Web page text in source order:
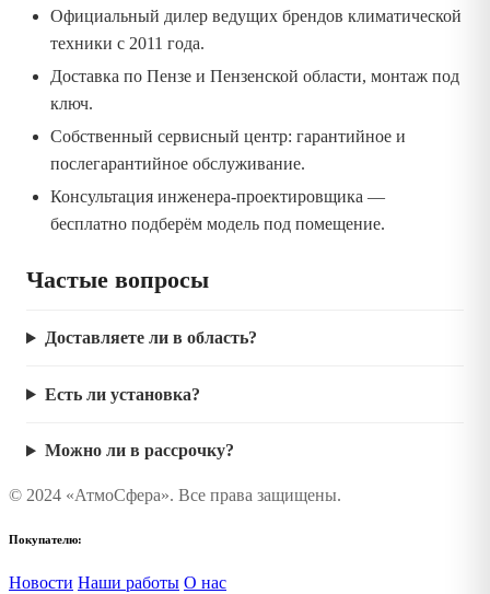
Официальный дилер ведущих брендов климатической
техники с 2011 года.
Доставка по Пензе и Пензенской области, монтаж под
ключ.
Собственный сервисный центр: гарантийное и
послегарантийное обслуживание.
Консультация инженера-проектировщика —
бесплатно подберём модель под помещение.
Частые вопросы
Доставляете ли в область?
Есть ли установка?
Можно ли в рассрочку?
© 2024 «АтмоСфера». Все права защищены.
Покупателю:
Новости Наши работы О нас